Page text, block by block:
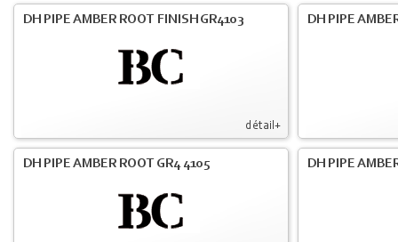
détail+
DH PIPE AMBER ROOT FINISH GR4103 DH PIPE
DH PIPE AMBER ROOT GR4 4105 DH PIPE